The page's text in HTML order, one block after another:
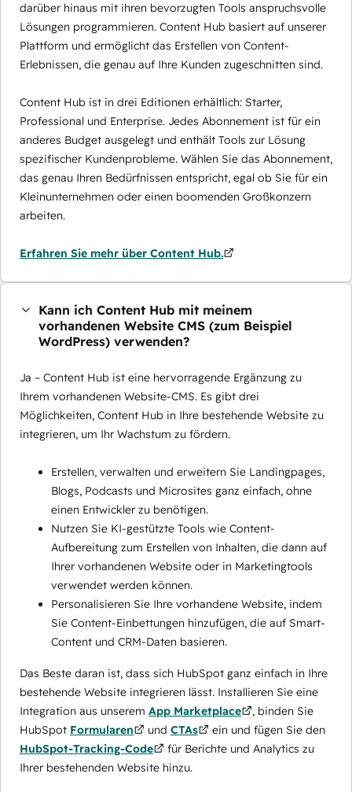
darüber hinaus mit ihren bevorzugten Tools anspruchsvolle
Lösungen programmieren. Content Hub basiert auf unserer
Plattform und ermöglicht das Erstellen von Content-
Erlebnissen, die genau auf Ihre Kunden zugeschnitten sind.
Content Hub ist in drei Editionen erhältlich: Starter,
Professional und Enterprise. Jedes Abonnement ist für ein
anderes Budget ausgelegt und enthält Tools zur Lösung
spezifischer Kundenprobleme. Wählen Sie das Abonnement,
das genau Ihren Bedürfnissen entspricht, egal ob Sie für ein
Kleinunternehmen oder einen boomenden Großkonzern
arbeiten.
Erfahren Sie mehr über Content Hub.
Kann ich Content Hub mit meinem
vorhandenen Website CMS (zum Beispiel
WordPress) verwenden?
Ja – Content Hub ist eine hervorragende Ergänzung zu
Ihrem vorhandenen Website-CMS. Es gibt drei
Möglichkeiten, Content Hub in Ihre bestehende Website zu
integrieren, um Ihr Wachstum zu fördern.
Erstellen, verwalten und erweitern Sie Landingpages,
Blogs, Podcasts und Microsites ganz einfach, ohne
einen Entwickler zu benötigen.
Nutzen Sie KI-gestützte Tools wie Content-
Aufbereitung zum Erstellen von Inhalten, die dann auf
Ihrer vorhandenen Website oder in Marketingtools
verwendet werden können.
Personalisieren Sie Ihre vorhandene Website, indem
Sie Content-Einbettungen hinzufügen, die auf Smart-
Content und CRM-Daten basieren.
Das Beste daran ist, dass sich HubSpot ganz einfach in Ihre
bestehende Website integrieren lässt. Installieren Sie eine
Integration aus unserem App Marketplace
, binden Sie
HubSpot Formularen und CTAs
ein und fügen Sie den
HubSpot-Tracking-Code
für Berichte und Analytics zu
Ihrer bestehenden Website hinzu.